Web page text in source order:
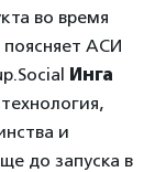
во время
АСИ
Инга
и
до запуска в